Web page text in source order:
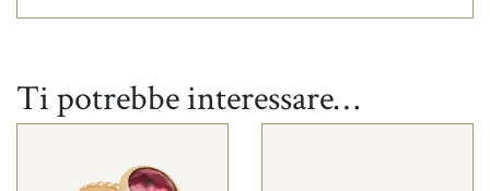
Ti potrebbe interessare…